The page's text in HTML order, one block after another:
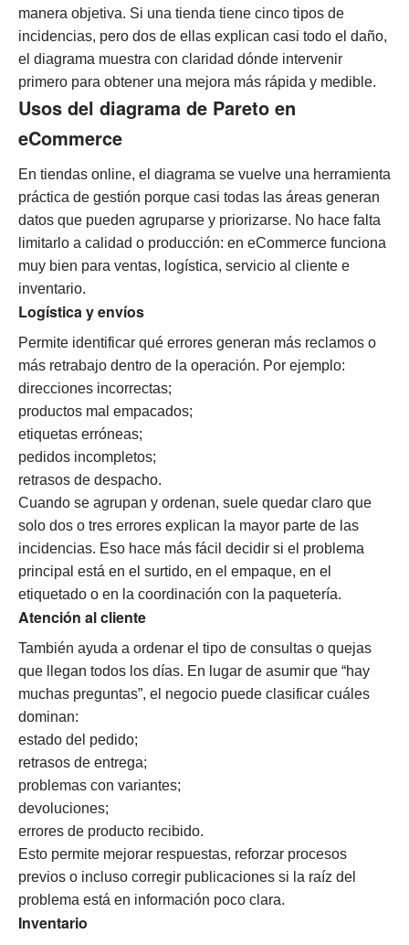
manera objetiva. Si una tienda tiene cinco tipos de
incidencias, pero dos de ellas explican casi todo el daño,
el diagrama muestra con claridad dónde intervenir
primero para obtener una mejora más rápida y medible.
Usos del diagrama de Pareto en
eCommerce
En tiendas online, el diagrama se vuelve una herramienta
práctica de gestión porque casi todas las áreas generan
datos que pueden agruparse y priorizarse. No hace falta
limitarlo a calidad o producción: en eCommerce funciona
muy bien para ventas, logística, servicio al cliente e
inventario.
Logística y envíos
Permite identificar qué errores generan más reclamos o
más retrabajo dentro de la operación. Por ejemplo:
direcciones incorrectas;
productos mal empacados;
etiquetas erróneas;
pedidos incompletos;
retrasos de despacho.
Cuando se agrupan y ordenan, suele quedar claro que
solo dos o tres errores explican la mayor parte de las
incidencias. Eso hace más fácil decidir si el problema
principal está en el surtido, en el empaque, en el
etiquetado o en la coordinación con la paquetería.
Atención al cliente
También ayuda a ordenar el tipo de consultas o quejas
que llegan todos los días. En lugar de asumir que “hay
muchas preguntas”, el negocio puede clasificar cuáles
dominan:
estado del pedido;
retrasos de entrega;
problemas con variantes;
devoluciones;
errores de producto recibido.
Esto permite mejorar respuestas, reforzar procesos
previos o incluso corregir publicaciones si la raíz del
problema está en información poco clara.
Inventario